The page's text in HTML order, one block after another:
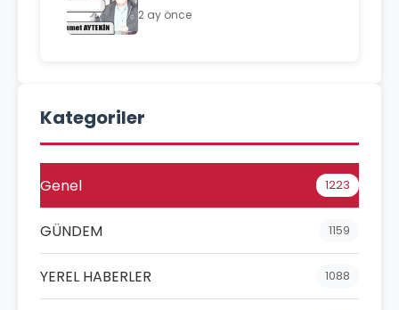
2 ay önce
Kategoriler
Genel 1223
GÜNDEM 1159
YEREL HABERLER 1088